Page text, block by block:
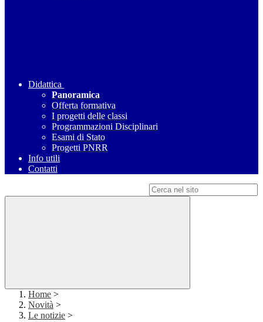
Didattica
Panoramica
Offerta formativa
I progetti delle classi
Programmazioni Disciplinari
Esami di Stato
Progetti PNRR
Info utili
Contatti
Home >
Novità >
Le notizie >